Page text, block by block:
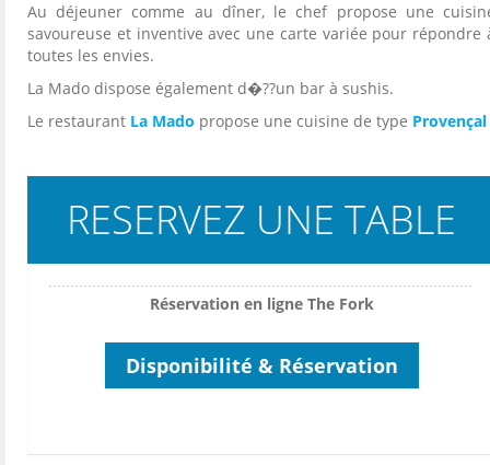
Au déjeuner comme au dîner, le chef propose une
savoureuse et inventive avec une carte variée pour répondre
toutes les envies.
La Mado dispose également d�??un bar à sushis.
Le restaurant La Mado propose une cuisine de type Provençal
RESERVEZ UNE TABLE
Réservation en ligne The Fork
Disponibilité & Réservation